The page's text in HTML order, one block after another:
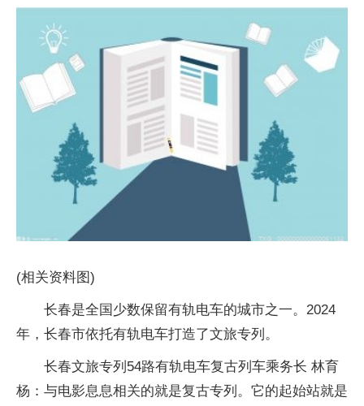
(相关资料图)
长春是全国少数保留有轨电车的城市之一。2024
年，长春市依托有轨电车打造了文旅专列。
长春文旅专列54路有轨电车复古列车乘务长 林育
杨：与电影息息相关的就是复古专列。它的起始站就是